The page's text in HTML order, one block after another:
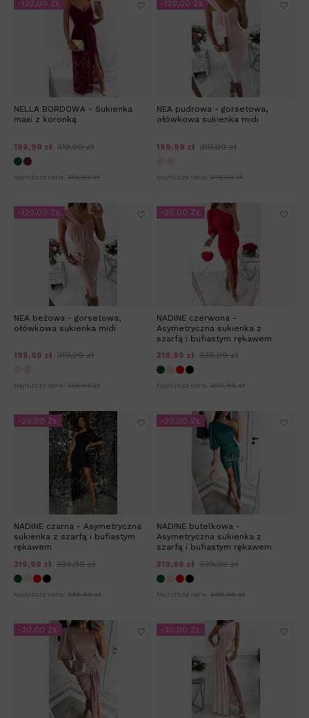
NELLA BORDOWA - Sukienka
maxi z koronką
199,99 zł 319,99 zł
Najniższa cena: 319,99 zł
-120,00 ZŁ
NEA pudrowa - gorsetowa,
ołówkowa sukienka midi
199,99 zł 319,99 zł
Najniższa cena: 319,99 zł
-120,00 ZŁ
NEA beżowa - gorsetowa,
ołówkowa sukienka midi
199,99 zł 319,99 zł
Najniższa cena: 319,99 zł
-120,00 ZŁ
NADINE czerwona -
Asymetryczna sukienka z
szarfą i bufiastym rękawem
319,99 zł 339,99 zł
Najniższa cena: 299,99 zł
-20,00 ZŁ
NADINE czarna - Asymetryczna
sukienka z szarfą i bufiastym
rękawem
319,99 zł 339,99 zł
Najniższa cena: 339,99 zł
-20,00 ZŁ
NADINE butelkowa -
Asymetryczna sukienka z
szarfą i bufiastym rękawem
319,99 zł 339,99 zł
Najniższa cena: 299,99 zł
-20,00 ZŁ
-20,00 ZŁ -30,00 ZŁ